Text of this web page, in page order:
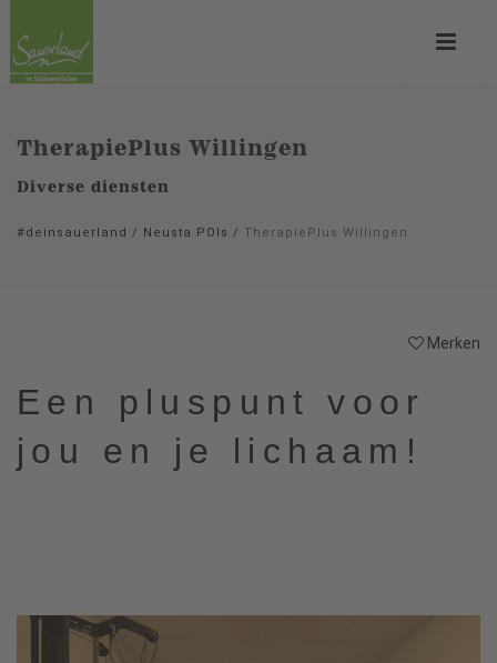
TherapiePlus Willingen
Diverse diensten
#deinsauerland / Neusta POIs / TherapiePlus Willingen
Merken
Een pluspunt voor
jou en je lichaam!